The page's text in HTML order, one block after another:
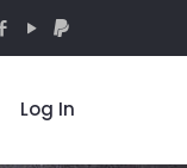
Log In